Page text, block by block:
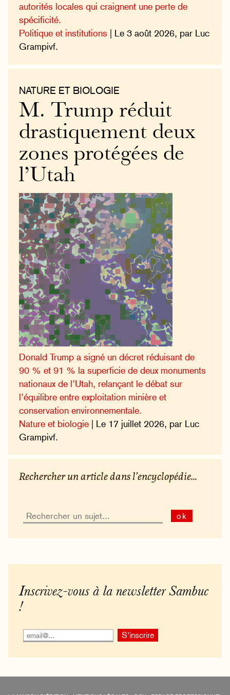
autorités locales qui craignent une perte de
spécificité.
Politique et institutions | Le 3 août 2026, par Luc
Grampivf.
NATURE ET BIOLOGIE
M. Trump réduit
drastiquement deux
zones protégées de
l’Utah
Donald Trump a signé un décret réduisant de
90 % et 91 % la superficie de deux monuments
nationaux de l’Utah, relançant le débat sur
l’équilibre entre exploitation minière et
conservation environnementale.
Nature et biologie | Le 17 juillet 2026, par Luc
Grampivf.
Rechercher un article dans l’encyclopédie...
ok
Inscrivez-vous à la newsletter Sambuc
!